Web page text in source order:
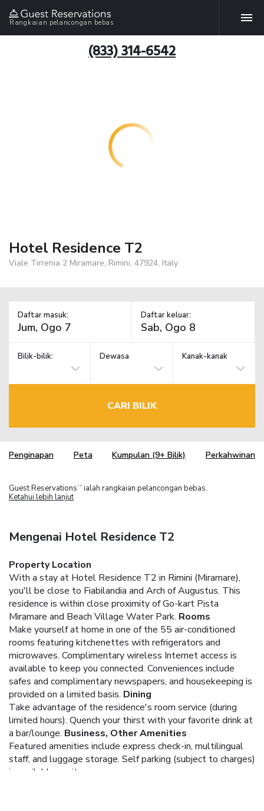
Rangkaian pelancongan bebas
(833) 314-6542
Hotel Residence T2
Viale Tirrenia 2 Miramare, Rimini, 47924, Italy
Daftar masuk: Daftar keluar:
Bilik-bilik: Dewasa Kanak-kanak
CARI BILIK
Penginapan Peta Kumpulan (9+ Bilik) Perkahwinan
Guest Reservations TM ialah rangkaian pelancongan bebas.
Ketahui lebih lanjut
Mengenai Hotel Residence T2
Property Location
With a stay at Hotel Residence T2 in Rimini (Miramare),
you'll be close to Fiabilandia and Arch of Augustus. This
residence is within close proximity of Go-kart Pista
Miramare and Beach Village Water Park. Rooms
Make yourself at home in one of the 55 air-conditioned
rooms featuring kitchenettes with refrigerators and
microwaves. Complimentary wireless Internet access is
available to keep you connected. Conveniences include
safes and complimentary newspapers, and housekeeping is
provided on a limited basis. Dining
Take advantage of the residence's room service (during
limited hours). Quench your thirst with your favorite drink at
a bar/lounge. Business, Other Amenities
Featured amenities include express check-in, multilingual
staff, and luggage storage. Self parking (subject to charges)
is available onsite.